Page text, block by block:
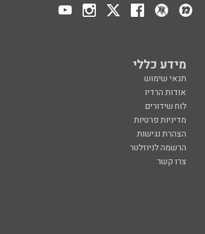
מידע כללי
תנאי שימוש
אודות הרדיו
לוח שידורים
מדיניות פרטיות
הצהרת נגישות
הרשמה לניוזלטר
צרו קשר